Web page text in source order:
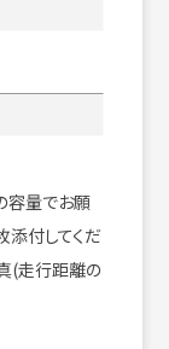
容量でお願
添付してくだ
(走行距離の